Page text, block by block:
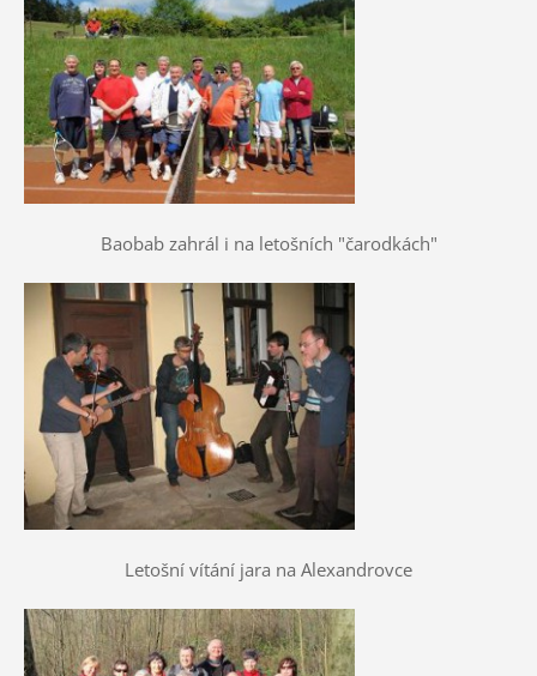
Baobab zahrál i na letošních "čarodkách"
Letošní vítání jara na Alexandrovce